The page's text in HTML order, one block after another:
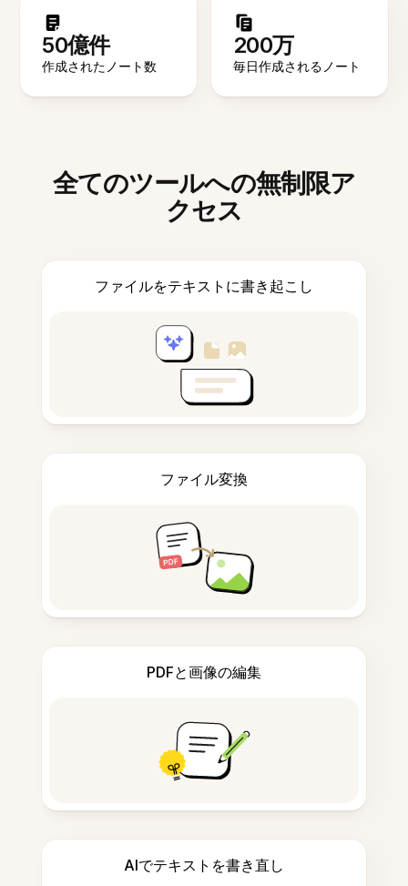
50億件
作成されたノート数
200万
毎日作成されるノート
全てのツールへの無制限ア
クセス
ファイルをテキストに書き起こし
ファイル変換
PDFと画像の編集
AIでテキストを書き直し